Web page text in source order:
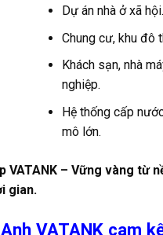
Dự án nhà ở xã hội.
Chung cư, khu đô
Khách sạn, nhà
nghiệp.
Hệ thống cấp
mô lớn.
VATANK – Vững vàng từ
gian.
VATANK cam